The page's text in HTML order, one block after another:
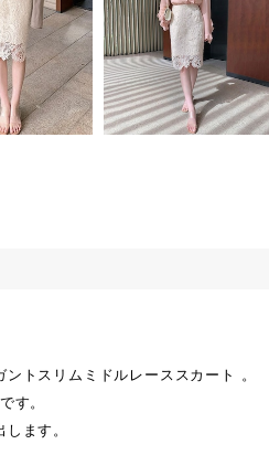
トスリムミドルレーススカート 。
す。
ます。